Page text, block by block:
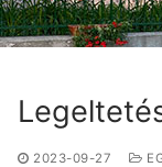
2023-09-27